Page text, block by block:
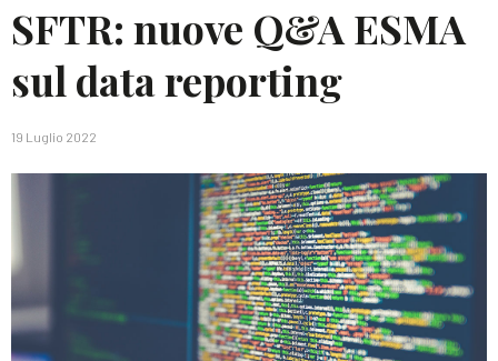
SFTR: nuove Q&A ESMA
sul data reporting
19 Luglio 2022